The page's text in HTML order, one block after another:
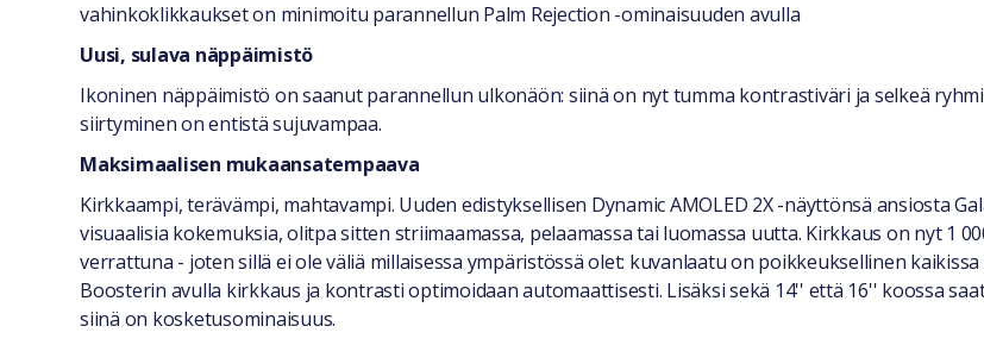
vahinkoklikkaukset on minimoitu parannellun Palm Rejection -ominaisuuden avulla
Uusi, sulava näppäimistö
Ikoninen näppäimistö on saanut parannellun ulkonäön: siinä on nyt tumma kontrastiväri ja selkeä
siirtyminen on entistä sujuvampaa.
Maksimaalisen mukaansatempaava
Kirkkaampi, terävämpi, mahtavampi. Uuden edistyksellisen Dynamic AMOLED 2X -näyttönsä ansiosta
visuaalisia kokemuksia, olitpa sitten striimaamassa, pelaamassa tai luomassa uutta. Kirkkaus on nyt 1
verrattuna - joten sillä ei ole väliä millaisessa ympäristössä olet: kuvanlaatu on poikkeuksellinen
Boosterin avulla kirkkaus ja kontrasti optimoidaan automaattisesti. Lisäksi sekä 14'' että 16'' koossa
siinä on kosketusominaisuus.